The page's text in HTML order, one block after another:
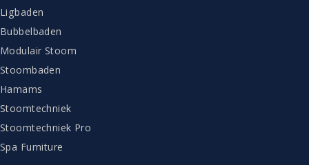
Ligbaden
Bubbelbaden
Modulair Stoom
Stoombaden
Hamams
Stoomtechniek
Stoomtechniek Pro
Spa Furniture